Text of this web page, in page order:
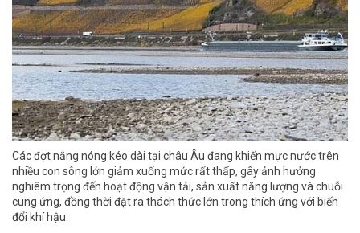
Các đợt nắng nóng kéo dài tại châu Âu đang khiến mực nước trên
nhiều con sông lớn giảm xuống mức rất thấp, gây ảnh hưởng
nghiêm trọng đến hoạt động vận tải, sản xuất năng lượng và chuỗi
cung ứng, đồng thời đặt ra thách thức lớn trong thích ứng với biến
đổi khí hậu.